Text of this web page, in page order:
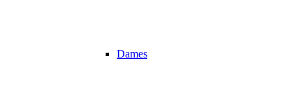
Dames